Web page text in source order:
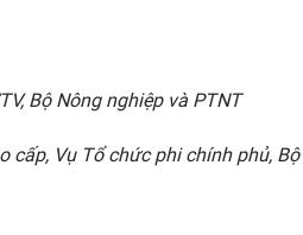
Bộ Nông nghiệp và PTNT
cấp, Vụ Tổ chức phi chính phủ,